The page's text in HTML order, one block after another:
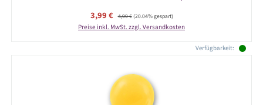
Verkaufspreis:
3,99 € Regulärer Preis:
4,99 €(20.04% gespart)
Preise inkl. MwSt. zzgl. Versandkosten
Verfügbarkeit: